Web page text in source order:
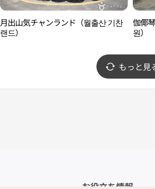
月出山気チャンランド（월출산 기찬
랜드）
伽倻
원）
もっと見
お役立ち情報